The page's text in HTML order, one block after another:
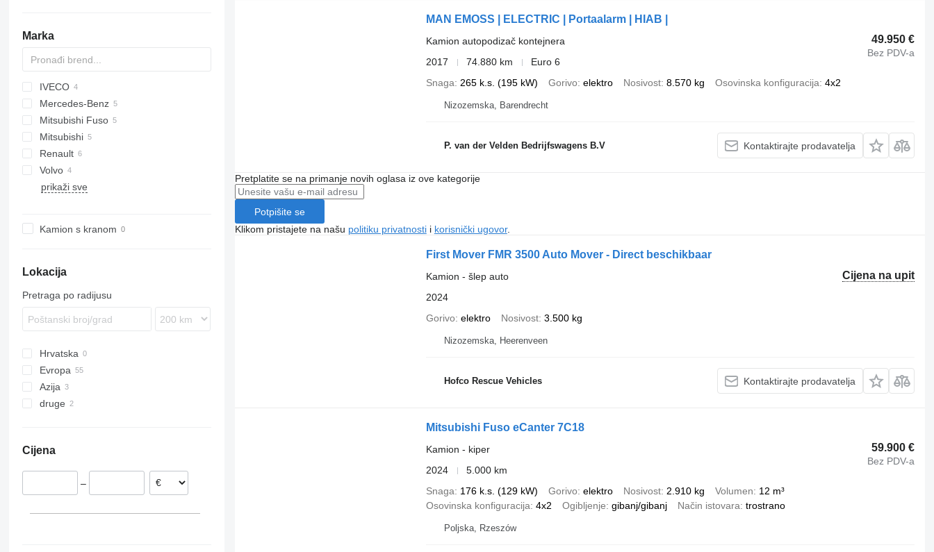
Marka
CF
Ducato
E-Transit
Transit
IVECO
Daily
eDeliver
Mercedes-Benz
Actros
Sprinter
eActros
Mitsubishi Fuso
Mitsubishi
Renault
D Wide
M3000
Volvo
FE
prikaži sve
Kamion s kranom
Lokacija
Pretraga po radijusu
Hrvatska
Evropa
Njemačka
Španjolska
Češka
Azija
Kina
druge
Cijena
–
MAN EMOSS | ELECTRIC | Portaalarm | HIAB |
49.950 €
Bez PDV-a
Kamion autopodizač kontejnera
2017
74.880 km
Euro 6
Snaga
265 k.s. (195 kW) Gorivo elektro Nosivost 8.570 kg Osovinska konfiguracija 4x2
Nizozemska, Barendrecht
P. van der Velden Bedrijfswagens B.V Kontaktirajte prodavatelja
Pretplatite se na primanje novih oglasa iz ove kategorije
Potpišite se
Klikom pristajete na našu politiku privatnostii korisnički ugovor.
First Mover FMR 3500 Auto Mover - Direct beschikbaar
Cijena na upit
Kamion - šlep auto
2024
Gorivo elektro Nosivost 3.500 kg
Nizozemska, Heerenveen
Hofco Rescue Vehicles Kontaktirajte prodavatelja
Mitsubishi Fuso eCanter 7C18
59.900 €
Bez PDV-a
Kamion - kiper
2024
5.000 km
Snaga
176 k.s. (129 kW) Gorivo elektro Nosivost 2.910 kg Volumen
12 m³
Osovinska konfiguracija 4x2 Ogibljenje gibanj/gibanj Način istovara trostrano
Poljska, Rzeszów